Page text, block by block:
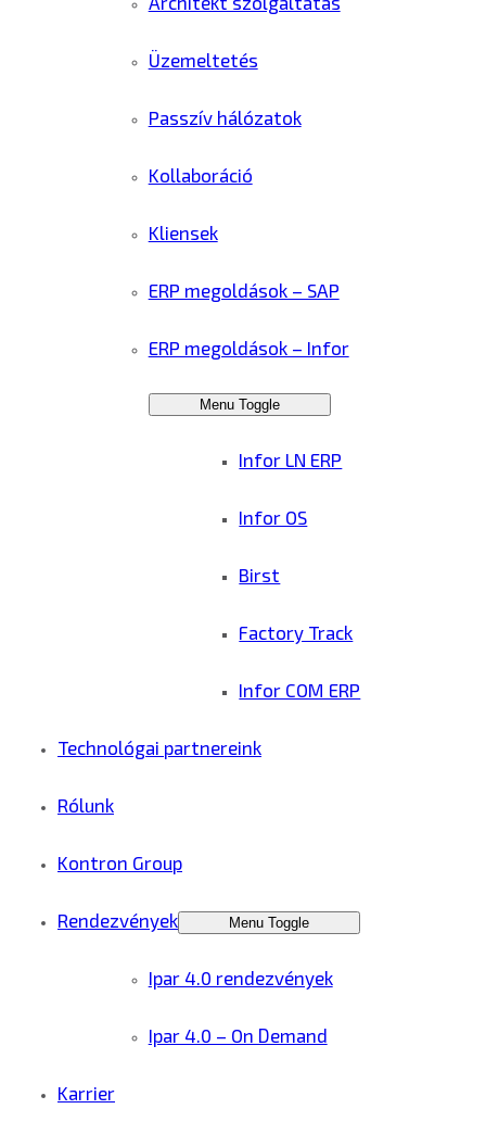
Üzemeltetés
Passzív hálózatok
Kollaboráció
Kliensek
ERP megoldások – SAP
ERP megoldások – Infor
Menu Toggle
Infor LN ERP
Infor OS
Birst
Factory Track
Infor COM ERP
Technológai partnereink
Rólunk
Kontron Group
Rendezvények Menu Toggle
Ipar 4.0 rendezvények
Ipar 4.0 – On Demand
Karrier